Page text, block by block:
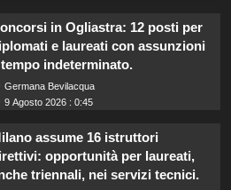
in Ogliastra: 12 posti per
e laureati con assunzioni
indeterminato.
Germana Bevilacqua
9 Agosto 2026 : 0:45
assume 16 istruttori
opportunità per laureati,
triennali, nei servizi tecnici.